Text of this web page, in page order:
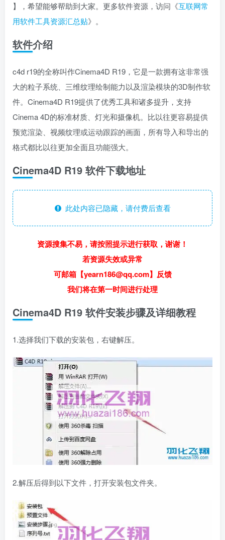
】，希望能够帮助到大家。更多软件资源，访问《互联网常
用软件工具资源汇总贴》。
软件介绍
c4d r19的全称叫作Cinema4D R19，它是一款拥有这非常强
大的粒子系统、三维纹理绘制能力以及渲染模块的3D制作软
件。Cinema4D R19提供了优秀工具和诸多提升，支持
Cinema 4D的标准材质、灯光和摄像机。比以往更容易提供
预览渲染、视频纹理或运动跟踪的画面，所有导入和导出的
格式都比以往更加全面且功能强大。
Cinema4D R19 软件下载地址
此处内容已隐藏，请付费后查看
资源搜集不易，请按照提示进行获取，谢谢！
若资源失效或异常
可邮箱【yearn186@qq.com】反馈
我们将在第一时间进行处理
Cinema4D R19 软件安装步骤及详细教程
1.选择我们下载的安装包，右键解压。
2.解压后得到以下文件，打开安装包文件夹。